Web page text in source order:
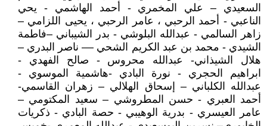
السعيدي – علي المخمري - أحمد الهاشمي - يحي
الناعبي - أحمد الرحبي ، عامر الرحبي ، يحيى اللزامي –
زاهر السالمي - عبدالله البلوشي - بدر الشيباني –فاطمة
الشيدي - محمد بن عبد الكريم الشحي –– ناصر البدري –
هلال الشيذاني- عبدالله محروس - صالح الفهدي -
ابراهيم الحجري - نورة البادي -هاشمية الموسوي -
عبدالله الكلباني – إسحاق الهلالي – زهران القاسمي-
أحمد العبري - حسن المطروشي – سعيد المكتومي –
عامر العيسري - بدرية الوهيبي - حصة البادي - ذكريات